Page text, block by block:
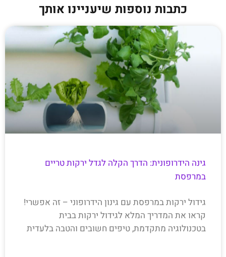
כתבות נוספות שיעניינו אותך
גינה הידרופונית: הדרך הקלה לגדל ירקות טריים
במרפסת
גידול ירקות במרפסת עם גינון הידרופוני – זה אפשרי!
קראו את המדריך המלא לגידול ירקות בבית
בטכנולוגיה מתקדמת, טיפים חשובים והטבה בלעדית